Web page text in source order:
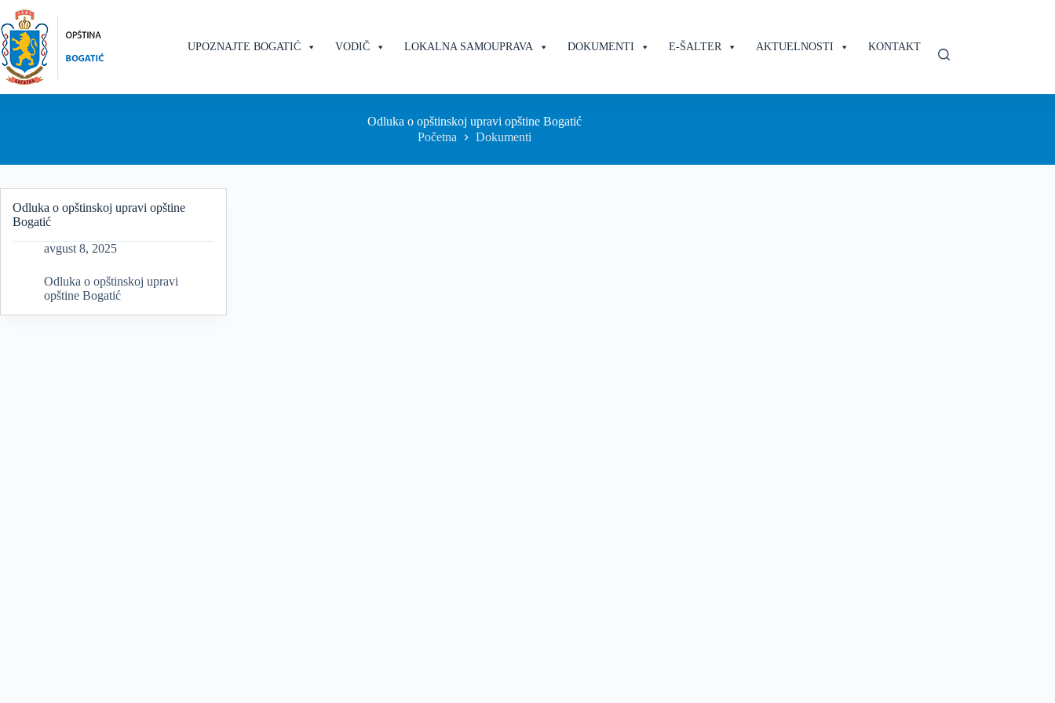
to
content
UPOZNAJTE BOGATIĆ VODIČ LOKALNA SAMOUPRAVA DOKUMENTI E-ŠALTER AKTUELNOSTI KONTAKT
Odluka o opštinskoj upravi opštine Bogatić
Početna
Dokumenti
Odluka o opštinskoj upravi opštine
Bogatić
avgust 8, 2025
Odluka o opštinskoj upravi
opštine Bogatić